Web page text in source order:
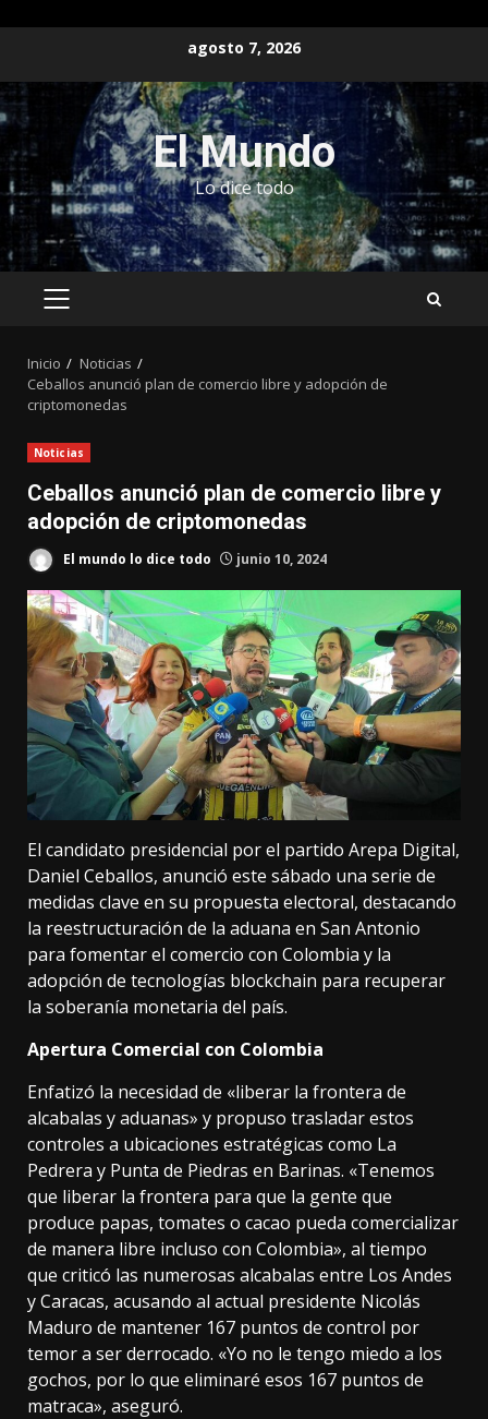
contenido
agosto 7, 2026
El Mundo
Lo dice todo
MENÚ
Inicio
Noticias
Ceballos anunció plan de comercio libre y adopción de
criptomonedas
Noticias
Ceballos anunció plan de comercio libre y
adopción de criptomonedas
El mundo lo dice todo junio 10, 2024
El candidato presidencial por el partido Arepa Digital,
Daniel Ceballos, anunció este sábado una serie de
medidas clave en su propuesta electoral, destacando
la reestructuración de la aduana en San Antonio
para fomentar el comercio con Colombia y la
adopción de tecnologías blockchain para recuperar
la soberanía monetaria del país.
Apertura Comercial con Colombia
Enfatizó la necesidad de «liberar la frontera de
alcabalas y aduanas» y propuso trasladar estos
controles a ubicaciones estratégicas como La
Pedrera y Punta de Piedras en Barinas. «Tenemos
que liberar la frontera para que la gente que
produce papas, tomates o cacao pueda comercializar
de manera libre incluso con Colombia», al tiempo
que criticó las numerosas alcabalas entre Los Andes
y Caracas, acusando al actual presidente Nicolás
Maduro de mantener 167 puntos de control por
temor a ser derrocado. «Yo no le tengo miedo a los
gochos, por lo que eliminaré esos 167 puntos de
matraca», aseguró.